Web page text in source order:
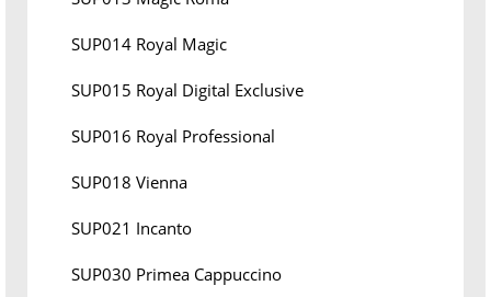
SUP014 Royal Magic
SUP015 Royal Digital Exclusive
SUP016 Royal Professional
SUP018 Vienna
SUP021 Incanto
SUP030 Primea Cappuccino